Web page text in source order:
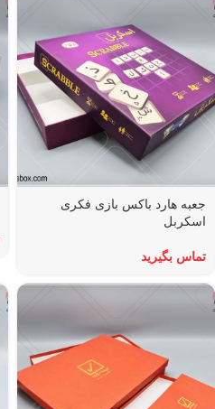
جعبه هارد باکس بازی فکری
اسکربل
تماس بگیرید